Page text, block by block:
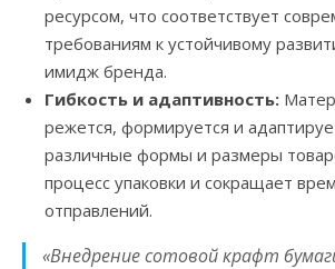
ресурсом, что соответствует
требованиям к устойчивому
имидж бренда.
Гибкость и адаптивность:
режется, формируется и
различные формы и размеры
процесс упаковки и сокращает
отправлений.
«Внедрение сотовой крафт